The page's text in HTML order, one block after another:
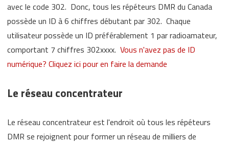
avec le code 302. Donc, tous les répéteurs DMR du Canada
possède un ID à 6 chiffres débutant par 302. Chaque
utilisateur possède un ID préférablement 1 par radioamateur,
comportant 7 chiffres 302xxxx. Vous n'avez pas de ID
numérique? Cliquez ici pour en faire la demande
Le réseau concentrateur
Le réseau concentrateur est l'endroit où tous les répéteurs
DMR se rejoignent pour former un réseau de milliers de